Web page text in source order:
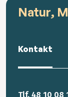
Natur,
Kontakt
Tlf. 48 10 08